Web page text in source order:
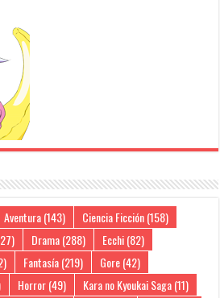
Aventura(143) Ciencia Ficción(158)
Drama(288) Ecchi(82)
Fantasía(219) Gore(42)
Horror(49) Kara no Kyoukai Saga(11)